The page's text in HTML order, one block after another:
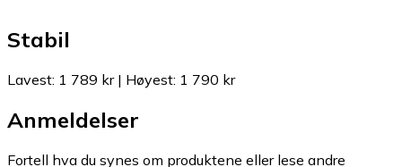
Stabil
Lavest: 1 789 kr| Høyest: 1 790 kr
Anmeldelser
Fortell hva du synes om produktene eller lese andre